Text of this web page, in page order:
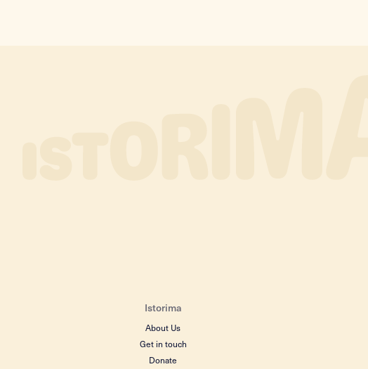
Istorima
About Us
Get in touch
Donate